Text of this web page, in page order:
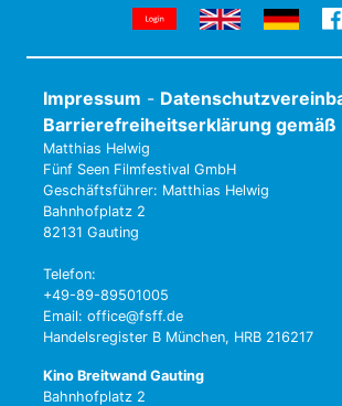
Impressum -
Barrierefreiheitserklärung gemäß
Matthias Helwig
Fünf Seen Filmfestival GmbH
Geschäftsführer: Matthias Helwig
Bahnhofplatz 2
82131 Gauting
Telefon:
+49-89-89501005
Email: office@fsff.de
Handelsregister B München, HRB 216217
Kino Breitwand Gauting
Bahnhofplatz 2